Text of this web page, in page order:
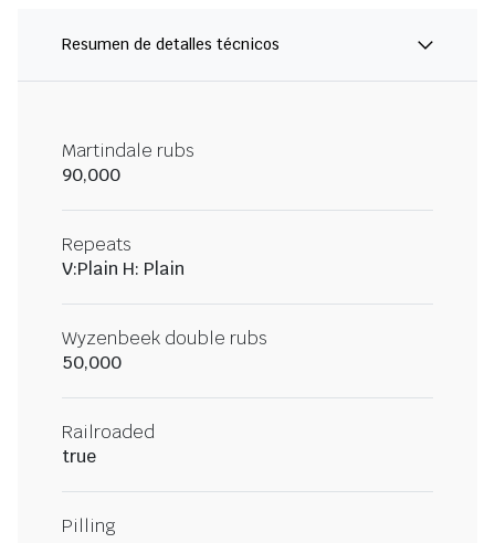
Resumen de detalles técnicos
Martindale rubs
90,000
Repeats
V:Plain H: Plain
Wyzenbeek double rubs
50,000
Railroaded
true
Pilling